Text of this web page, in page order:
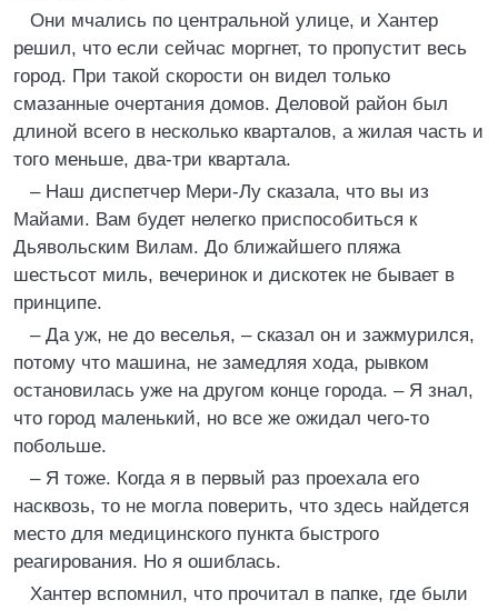
Они мчались по центральной улице, и Хантер
решил, что если сейчас моргнет, то пропустит весь
город. При такой скорости он видел только
смазанные очертания домов. Деловой район был
длиной всего в несколько кварталов, а жилая часть и
того меньше, два-три квартала.
– Наш диспетчер Мери-Лу сказала, что вы из
Майами. Вам будет нелегко приспособиться к
Дьявольским Вилам. До ближайшего пляжа
шестьсот миль, вечеринок и дискотек не бывает в
принципе.
– Да уж, не до веселья, – сказал он и зажмурился,
потому что машина, не замедляя хода, рывком
остановилась уже на другом конце города. – Я знал,
что город маленький, но все же ожидал чего-то
побольше.
– Я тоже. Когда я в первый раз проехала его
насквозь, то не могла поверить, что здесь найдется
место для медицинского пункта быстрого
реагирования. Но я ошиблась.
Хантер вспомнил, что прочитал в папке, где были